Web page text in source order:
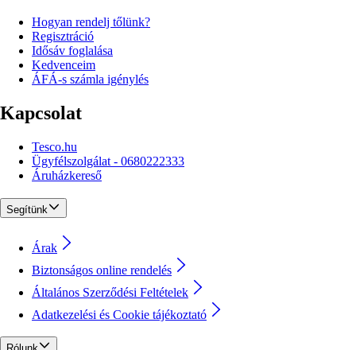
Hogyan rendelj tőlünk?
Regisztráció
Idősáv foglalása
Kedvenceim
ÁFÁ-s számla igénylés
Kapcsolat
Tesco.hu
Ügyfélszolgálat - 0680222333
Áruházkereső
Segítünk
Árak
Biztonságos online rendelés
Általános Szerződési Feltételek
Adatkezelési és Cookie tájékoztató